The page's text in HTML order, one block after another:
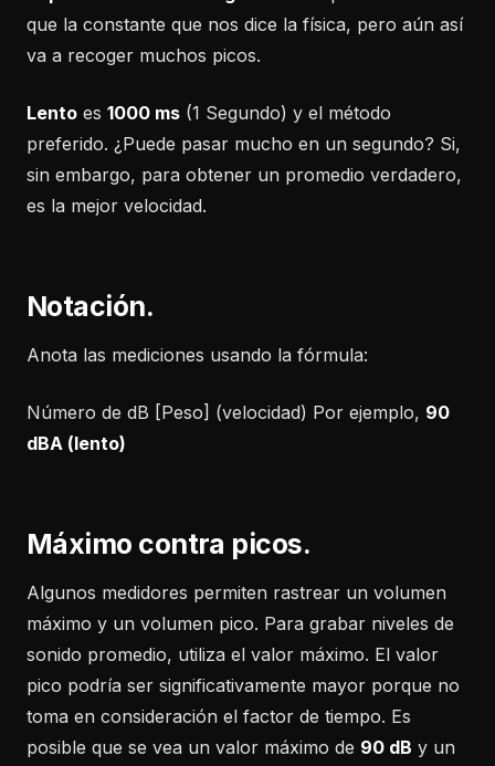
que la constante que nos dice la física, pero aún así
va a recoger muchos picos.
Lento es 1000 ms (1 Segundo) y el método
preferido. ¿Puede pasar mucho en un segundo? Si,
sin embargo, para obtener un promedio verdadero,
es la mejor velocidad.
Notación.
Anota las mediciones usando la fórmula:
Número de dB [Peso] (velocidad) Por ejemplo, 90
dBA (lento)
Máximo contra picos.
Algunos medidores permiten rastrear un volumen
máximo y un volumen pico. Para grabar niveles de
sonido promedio, utiliza el valor máximo. El valor
pico podría ser significativamente mayor porque no
toma en consideración el factor de tiempo. Es
posible que se vea un valor máximo de 90 dB y un